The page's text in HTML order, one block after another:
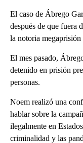
El caso de Ábrego
después de que fuera
la notoria megaprisión
El mes pasado,
detenido en prisión
personas.
Noem realizó una
hablar sobre la
ilegalmente en
criminalidad y las